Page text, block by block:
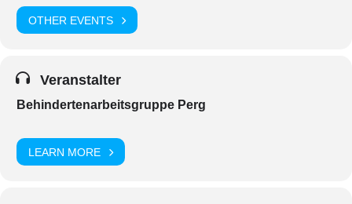
OTHER EVENTS
Veranstalter
Behindertenarbeitsgruppe Perg
LEARN MORE